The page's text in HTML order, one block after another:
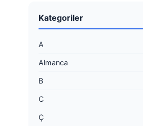
Kategoriler
A
Almanca
B
C
Ç